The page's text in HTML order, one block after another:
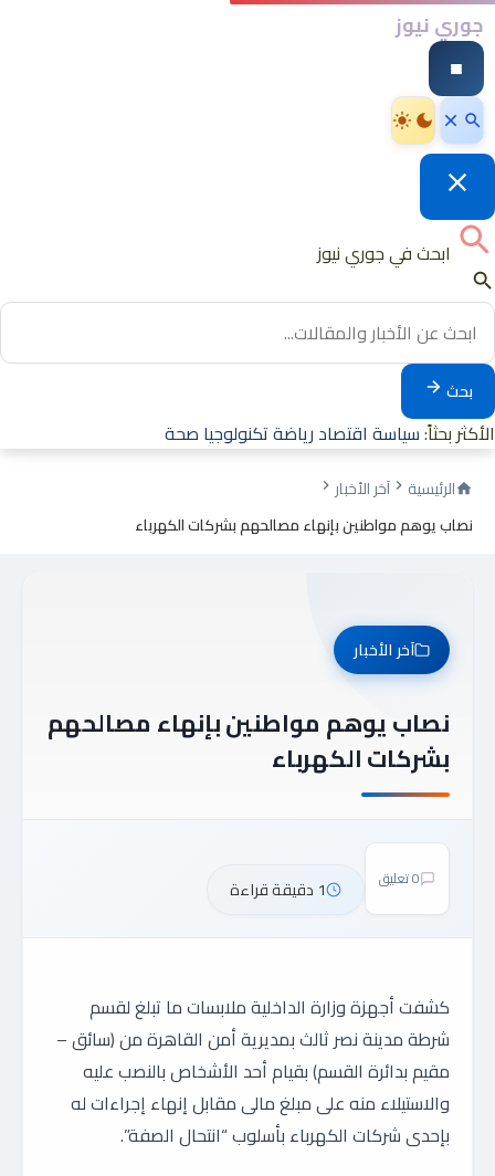
جوري نيوز
ابحث في جوري نيوز
بحث
الأكثر بحثاً:سياسة اقتصاد رياضةتكنولوجيا صحة
الرئيسية
آخر الأخبار
نصاب يوهم مواطنين بإنهاء مصالحهم بشركات الكهرباء
آخر الأخبار
نصاب يوهم مواطنين بإنهاء مصالحهم
بشركات الكهرباء
0 تعليق 1 دقيقة قراءة
كشفت أجهزة وزارة الداخلية ملابسات ما تبلغ لقسم
شرطة مدينة نصر ثالث بمديرية أمن القاهرة من (سائق –
مقيم بدائرة القسم) بقيام أحد الأشخاص بالنصب عليه
والاستيلاء منه على مبلغ مالى مقابل إنهاء إجراءات له
بإحدى شركات الكهرباء بأسلوب “انتحال الصفة”.